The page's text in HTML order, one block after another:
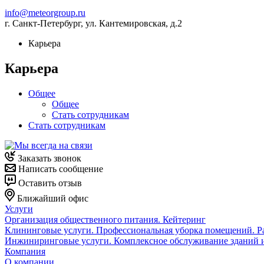
info@meteorgroup.ru
г. Санкт-Петербург, ул. Кантемировская, д.2
Карьера
Карьера
Общее
Общее
Стать сотрудникам
Стать сотрудникам
Заказать звонок
Написать сообщение
Оставить отзыв
Ближайший офис
Услуги
Организация общественного питания. Кейтеринг
Клининговые услуги. Профессиональная уборка помещений.
Инжиниринговые услуги. Комплексное обслуживание зданий
Компания
О компании